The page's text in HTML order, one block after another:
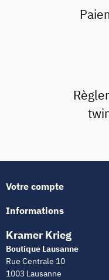
Votre compte
Informations
Kramer Krieg
Boutique Lausanne
Rue Centrale 10
1003 Lausanne